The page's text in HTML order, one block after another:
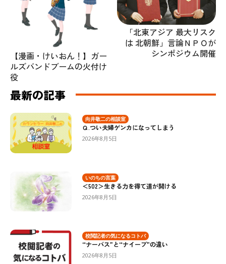
【漫画・けいおん！】ガー
ルズバンドブームの火付け
役
「北東アジア 最大リスク
は 北朝鮮」言論ＮＰＯが
シンポジウム開催
最新の記事
向井敬二の相談室
Ｑ.つい夫婦ゲンカになってしまう
2026年8月5日
いのちの言葉
＜502＞生きる力を得て道が開ける
2026年8月5日
校閲記者の気になるコトバ
“ナーバス”と“ナイーブ”の違い
2026年8月5日